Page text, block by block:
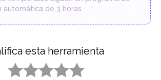
automática de 3 horas.
esta herramienta